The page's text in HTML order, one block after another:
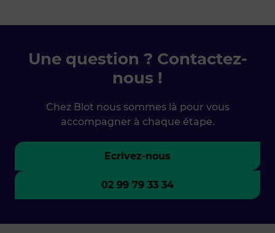
Une question ? Contactez-
nous !
Chez Blot nous sommes là pour vous
accompagner à chaque étape.
Ecrivez-nous
02 99 79 33 34